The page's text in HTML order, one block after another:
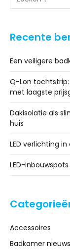
Recente
Een veiligere
Q-Lon
met laagste
Dakisolatie als
huis
LED verlichting
LED-
Accessoires
Badkamer nieuws